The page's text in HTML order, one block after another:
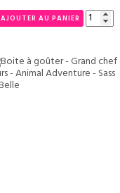
AJOUTER AU PANIER